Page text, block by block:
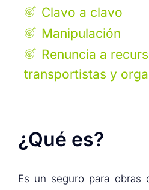
Clavo a clavo
Manipulación
Renuncia a
transportistas y
¿Qué es?
Es un seguro para obras